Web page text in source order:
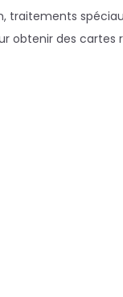
traitements
obtenir des cartes